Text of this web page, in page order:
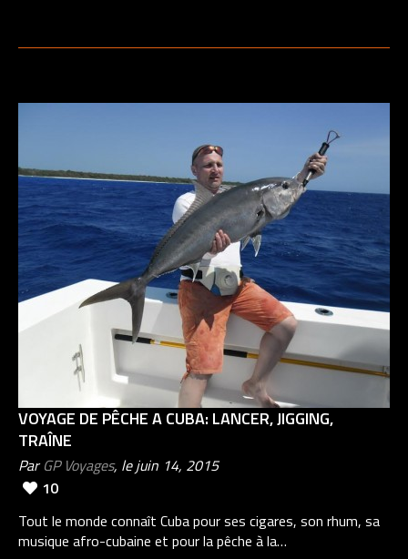
VOYAGE DE PÊCHE A CUBA: LANCER, JIGGING,
TRAÎNE
ParGP Voyages, le juin 14, 2015
10
Tout le monde connaît Cuba pour ses cigares, son rhum, sa
musique afro-cubaine et pour la pêche à la…